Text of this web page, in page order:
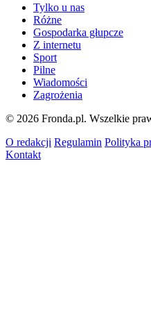
Tylko u nas
Różne
Gospodarka głupcze
Z internetu
Sport
Pilne
Wiadomości
Zagrożenia
© 2026 Fronda.pl. Wszelkie
O redakcji Regulamin Polityka
Kontakt